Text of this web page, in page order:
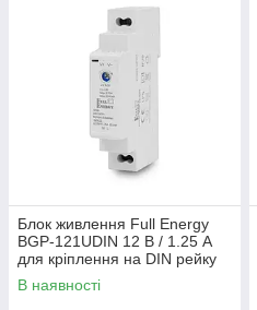
Блок живлення Full Energy
BGP-121UDIN 12 В / 1.25 А
для кріплення на DIN рейку
В наявності